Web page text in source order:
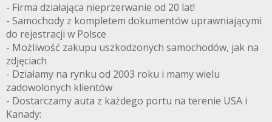
- Firma działająca nieprzerwanie od 20 lat!
- Samochody z kompletem dokumentów uprawniającymi
do rejestracji w Polsce
- Możliwość zakupu uszkodzonych samochodów, jak na
zdjęciach
- Działamy na rynku od 2003 roku i mamy wielu
zadowolonych klientów
- Dostarczamy auta z każdego portu na terenie USA i
Kanady: